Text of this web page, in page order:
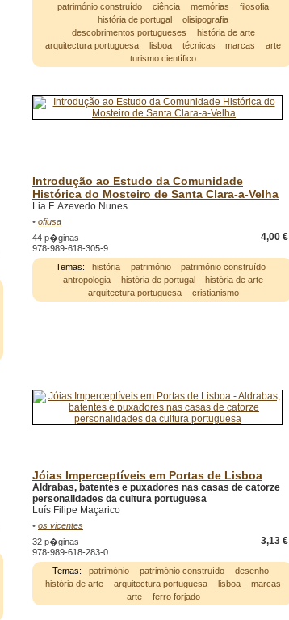
património construído
ciência memórias
filosofia
história de portugal
olisipografia
descobrimentos portugueses
história de arte
arquitectura portuguesa
lisboa técnicas marcas
arte
turismo científico
Introdução ao Estudo da Comunidade
Histórica do Mosteiro de Santa Clara-a-Velha
Lia F. Azevedo Nunes
• ofiusa
4,00 €
44 p�ginas
978-989-618-305-9
Temas:
história património
património construído
antropologia
história de portugal
história de arte
arquitectura portuguesa
cristianismo
Jóias Imperceptíveis em Portas de Lisboa
Aldrabas, batentes e puxadores nas casas de catorze
personalidades da cultura portuguesa
Luís Filipe Maçarico
• os vicentes
3,13 €
32 p�ginas
978-989-618-283-0
Temas:
património património construído
desenho
história de arte
arquitectura portuguesa lisboa
marcas
arte
ferro forjado